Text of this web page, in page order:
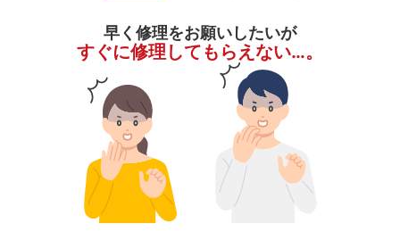
早く修理をお願いしたいが
すぐに修理してもらえない…。